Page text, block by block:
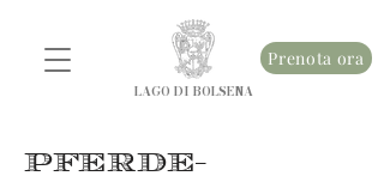
Prenota ora
LAGO DI BOLSENA
PFERDE-